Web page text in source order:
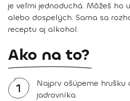
je veľmi jednoduchá. Môžeš ho
alebo dospelých. Sama sa
receptu aj alkohol.
Ako na to?
1
Najprv ošúpeme hrušku
jadrovníka.